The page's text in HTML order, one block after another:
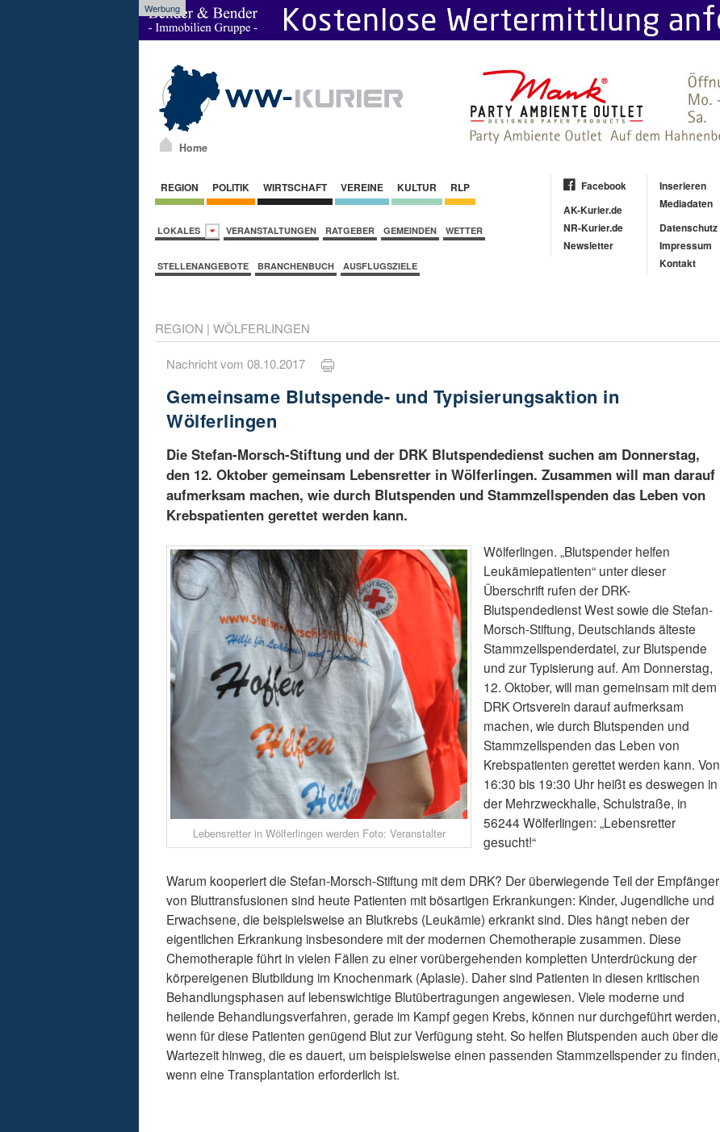
Werbung
Home
REGION POLITIK WIRTSCHAFT VEREINE KULTUR RLP
LOKALES VERANSTALTUNGEN RATGEBER GEMEINDEN WETTER
STELLENANGEBOTE BRANCHENBUCH AUSFLUGSZIELE
Facebook
AK-Kurier.de
NR-Kurier.de
Newsletter
Inserieren
Mediadaten
Datenschutz
Impressum
Kontakt
REGION | WÖLFERLINGEN
Nachricht vom 08.10.2017
Gemeinsame Blutspende- und Typisierungsaktion in
Wölferlingen
Die Stefan-Morsch-Stiftung und der DRK Blutspendedienst suchen am Donnerstag,
den 12. Oktober gemeinsam Lebensretter in Wölferlingen. Zusammen will man darauf
aufmerksam machen, wie durch Blutspenden und Stammzellspenden das Leben von
Krebspatienten gerettet werden kann.
Lebensretter in Wölferlingen werden Foto: Veranstalter
Wölferlingen. „Blutspender helfen
Leukämiepatienten“ unter dieser
Überschrift rufen der DRK-
Blutspendedienst West sowie die Stefan-
Morsch-Stiftung, Deutschlands älteste
Stammzellspenderdatei, zur Blutspende
und zur Typisierung auf. Am Donnerstag,
12. Oktober, will man gemeinsam mit dem
DRK Ortsverein darauf aufmerksam
machen, wie durch Blutspenden und
Stammzellspenden das Leben von
Krebspatienten gerettet werden kann. Von
16:30 bis 19:30 Uhr heißt es deswegen in
der Mehrzweckhalle, Schulstraße, in
56244 Wölferlingen: „Lebensretter
gesucht!“
Warum kooperiert die Stefan-Morsch-Stiftung mit dem DRK? Der überwiegende Teil der Empfänger
von Bluttransfusionen sind heute Patienten mit bösartigen Erkrankungen: Kinder, Jugendliche und
Erwachsene, die beispielsweise an Blutkrebs (Leukämie) erkrankt sind. Dies hängt neben der
eigentlichen Erkrankung insbesondere mit der modernen Chemotherapie zusammen. Diese
Chemotherapie führt in vielen Fällen zu einer vorübergehenden kompletten Unterdrückung der
körpereigenen Blutbildung im Knochenmark (Aplasie). Daher sind Patienten in diesen kritischen
Behandlungsphasen auf lebenswichtige Blutübertragungen angewiesen. Viele moderne und
heilende Behandlungsverfahren, gerade im Kampf gegen Krebs, können nur durchgeführt werden,
wenn für diese Patienten genügend Blut zur Verfügung steht. So helfen Blutspenden auch über die
Wartezeit hinweg, die es dauert, um beispielsweise einen passenden Stammzellspender zu finden,
wenn eine Transplantation erforderlich ist.